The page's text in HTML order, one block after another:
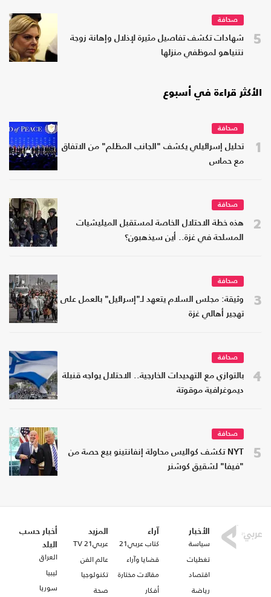
5
صحافة
شهادات تكشف تفاصيل مثيرة لإذلال وإهانة زوجة
نتنياهو لموظفي منزلها
الأكثر قراءة في أسبوع
1
صحافة
تحليل إسرائيلي يكشف "الجانب المظلم" من الاتفاق
مع حماس
2
صحافة
هذه خطة الاحتلال الخاصة لمستقبل الميليشيات
المسلحة في غزة.. أين سيذهبون؟
3
صحافة
وثيقة: مجلس السلام يتعهد لـ"إسرائيل" بالعمل على
تهجير أهالي غزة
4
صحافة
بالتوازي مع التهديدات الخارجية.. الاحتلال يواجه قنبلة
ديموغرافية موقوتة
5
صحافة
NYT تكشف كواليس محاولة إنفانتينو بيع حصة من
"فيفا" لشقيق كوشنر
الأخبار
سياسة
تغطيات
اقتصاد
رياضة
آراء
كتاب عربي21
قضايا وآراء
مقالات مختارة
أفكار
المزيد
عربي21 TV
عالم الفن
تكنولوجيا
صحة
أخبار حسب
البلد
العراق
ليبيا
سوريا